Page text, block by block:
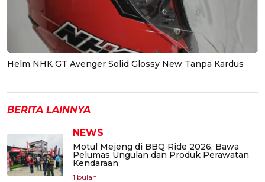
Helm NHK GT Avenger Solid Glossy New Tanpa Kardus
BERITA LAINNYA
NEWS
Motul Mejeng di BBQ Ride 2026, Bawa
Pelumas Ungulan dan Produk Perawatan
Kendaraan
1 bulan